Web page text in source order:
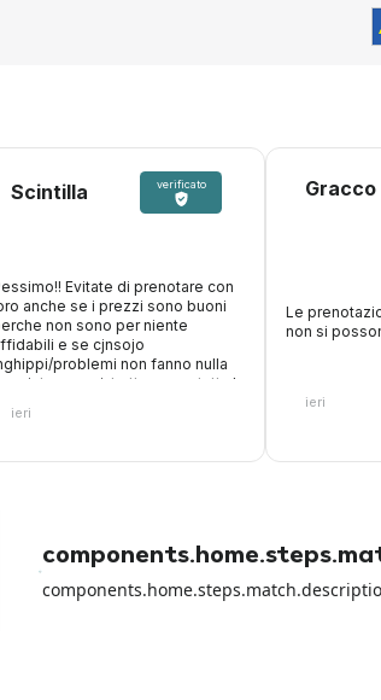
Scintilla verificato
Evitate di prenotare con
anche se i prezzi sono buoni
non sono per niente
e se cjnsojo
problemi non fanno nulla
oer aiutare, anzi, trattengono tutta la
accettano carte di debito, paghi
la carta con cui hai
loro non hanno fatto NULLA per
aiutarmi a parte girare la colpa sul
rental car dell aeroporto.
ieri
Gracco
Le
non si
ieri